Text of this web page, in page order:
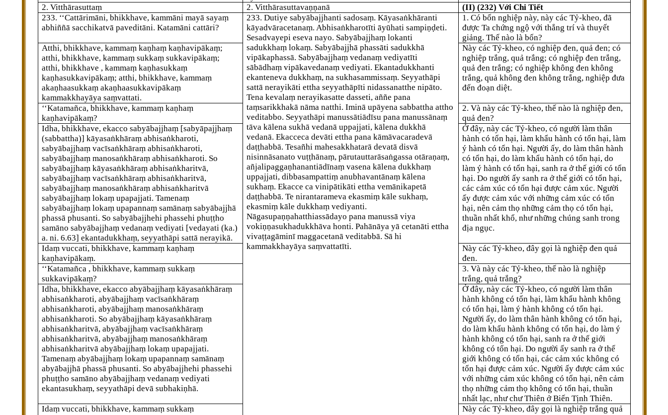
2. Vitthārasuttaṃ
2. Vitthārasuttavaṇṇanā
(II) (232) Với Chi Tiết
233. ‘‘Cattārimāni, bhikkhave, kammāni mayā sayaṃ
abhiññā sacchikatvā paveditāni. Katamāni cattāri?
233. Dutiye sabyābajjhanti sadosaṃ. Kāyasaṅkhāranti
kāyadvāracetanaṃ. Abhisaṅkharotīti āyūhati sampiṇḍeti.
Sesadvayepi eseva nayo. Sabyābajjhaṃ lokanti
sadukkhaṃ lokaṃ. Sabyābajjhā phassāti sadukkhā
vipākaphassā. Sabyābajjhaṃ vedanaṃ vediyatīti
sābādhaṃ vipākavedanaṃ vediyati. Ekantadukkhanti
ekanteneva dukkhaṃ, na sukhasammissaṃ. Seyyathāpi
sattā nerayikāti ettha seyyathāpīti nidassanatthe nipāto.
Tena kevalaṃ nerayikasatte dasseti, aññe pana
taṃsarikkhakā nāma natthi. Iminā upāyena sabbattha attho
veditabbo. Seyyathāpi manussātiādīsu pana manussānaṃ
tāva kālena sukhā vedanā uppajjati, kālena dukkhā
vedanā. Ekacceca devāti ettha pana kāmāvacaradevā
daṭṭhabbā. Tesañhi mahesakkhatarā devatā disvā
nisinnāsanato vuṭṭhānaṃ, pārutauttarāsaṅgassa otāraṇaṃ,
añjalipaggaṇhanantiādīnaṃ vasena kālena dukkhaṃ
uppajjati, dibbasampattiṃ anubhavantānaṃ kālena
sukhaṃ. Ekacce ca vinipātikāti ettha vemānikapetā
daṭṭhabbā. Te nirantarameva ekasmiṃ kāle sukhaṃ,
ekasmiṃ kāle dukkhaṃ vediyanti.
Nāgasupaṇṇahatthiassādayo pana manussā viya
vokiṇṇasukhadukkhāva honti. Pahānāya yā cetanāti ettha
vivaṭṭagāminī maggacetanā veditabbā. Sā hi
kammakkhayāya saṃvattatīti.
1. Có bốn nghiệp này, này các Tỷ-kheo, đã
được Ta chứng ngộ với thắng trí và thuyết
giảng. Thế nào là bốn?
Atthi, bhikkhave, kammaṃ kaṇhaṃ kaṇhavipākaṃ;
atthi, bhikkhave, kammaṃ sukkaṃ sukkavipākaṃ;
atthi, bhikkhave , kammaṃ kaṇhasukkaṃ
kaṇhasukkavipākaṃ; atthi, bhikkhave, kammaṃ
akaṇhaasukkaṃ akaṇhaasukkavipākaṃ
kammakkhayāya saṃvattati.
Này các Tỷ-kheo, có nghiệp đen, quả đen; có
nghiệp trắng, quả trắng; có nghiệp đen trắng,
quả đen trắng; có nghiệp không đen không
trắng, quả không đen không trắng, nghiệp đưa
đến đoạn diệt.
‘‘Katamañca, bhikkhave, kammaṃ kaṇhaṃ
kaṇhavipākaṃ?
2. Và này các Tỷ-kheo, thế nào là nghiệp đen,
quả đen?
Idha, bhikkhave, ekacco sabyābajjhaṃ [sabyāpajjhaṃ
(sabbattha)] kāyasaṅkhāraṃ abhisaṅkharoti,
sabyābajjhaṃ vacīsaṅkhāraṃ abhisaṅkharoti,
sabyābajjhaṃ manosaṅkhāraṃ abhisaṅkharoti. So
sabyābajjhaṃ kāyasaṅkhāraṃ abhisaṅkharitvā,
sabyābajjhaṃ vacīsaṅkhāraṃ abhisaṅkharitvā,
sabyābajjhaṃ manosaṅkhāraṃ abhisaṅkharitvā
sabyābajjhaṃ lokaṃ upapajjati. Tamenaṃ
sabyābajjhaṃ lokaṃ upapannaṃ samānaṃ sabyābajjhā
phassā phusanti. So sabyābajjhehi phassehi phuṭṭho
samāno sabyābajjhaṃ vedanaṃ vediyati [vedayati (ka.)
a. ni. 6.63] ekantadukkhaṃ, seyyathāpi sattā nerayikā.
Ở đây, này các Tỷ-kheo, có người làm thân
hành có tổn hại, làm khẩu hành có tổn hại, làm
ý hành có tổn hại. Người ấy, do làm thân hành
có tổn hại, do làm khẩu hành có tổn hại, do
làm ý hành có tổn hại, sanh ra ở thế giới có tổn
hại. Do người ấy sanh ra ở thế giới có tổn hại,
các cảm xúc có tổn hại được cảm xúc. Người
ấy được cảm xúc với những cảm xúc có tổn
hại, nên cảm thọ những cảm thọ có tổn hại,
thuần nhất khổ, như những chúng sanh trong
địa ngục.
Idaṃ vuccati, bhikkhave, kammaṃ kaṇhaṃ
kaṇhavipākaṃ.
Này các Tỷ-kheo, đây gọi là nghiệp đen quả
đen.
‘‘Katamañca , bhikkhave, kammaṃ sukkaṃ
sukkavipākaṃ?
3. Và này các Tỷ-kheo, thế nào là nghiệp
trắng, quả trắng?
Idha, bhikkhave, ekacco abyābajjhaṃ kāyasaṅkhāraṃ
abhisaṅkharoti, abyābajjhaṃ vacīsaṅkhāraṃ
abhisaṅkharoti, abyābajjhaṃ manosaṅkhāraṃ
abhisaṅkharoti. So abyābajjhaṃ kāyasaṅkhāraṃ
abhisaṅkharitvā, abyābajjhaṃ vacīsaṅkhāraṃ
abhisaṅkharitvā, abyābajjhaṃ manosaṅkhāraṃ
abhisaṅkharitvā abyābajjhaṃ lokaṃ upapajjati.
Tamenaṃ abyābajjhaṃ lokaṃ upapannaṃ samānaṃ
abyābajjhā phassā phusanti. So abyābajjhehi phassehi
phuṭṭho samāno abyābajjhaṃ vedanaṃ vediyati
ekantasukhaṃ, seyyathāpi devā subhakiṇhā.
Ở đây, này các Tỷ-kheo, có người làm thân
hành không có tổn hại, làm khẩu hành không
có tổn hại, làm ý hành không có tổn hại.
Người ấy, do làm thân hành không có tổn hại,
do làm khẩu hành không có tổn hại, do làm ý
hành không có tổn hại, sanh ra ở thế giới
không có tổn hại. Do người ấy sanh ra ở thế
giới không có tổn hại, các cảm xúc không có
tổn hại được cảm xúc. Người ấy được cảm xúc
với những cảm xúc không có tổn hại, nên cảm
thọ những cảm thọ không có tổn hại, thuần
nhất lạc, như chư Thiên ở Biến Tịnh Thiên.
Idaṃ vuccati, bhikkhave, kammaṃ sukkaṃ
Này các Tỷ-kheo, đây gọi là nghiệp trắng quả